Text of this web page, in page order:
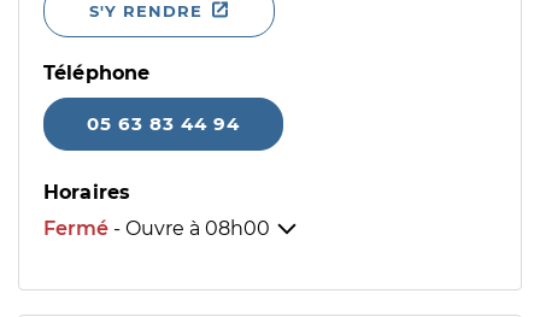
S'Y RENDRE
Téléphone
05 63 83 44 94
Horaires
Fermé - Ouvre à 08h00